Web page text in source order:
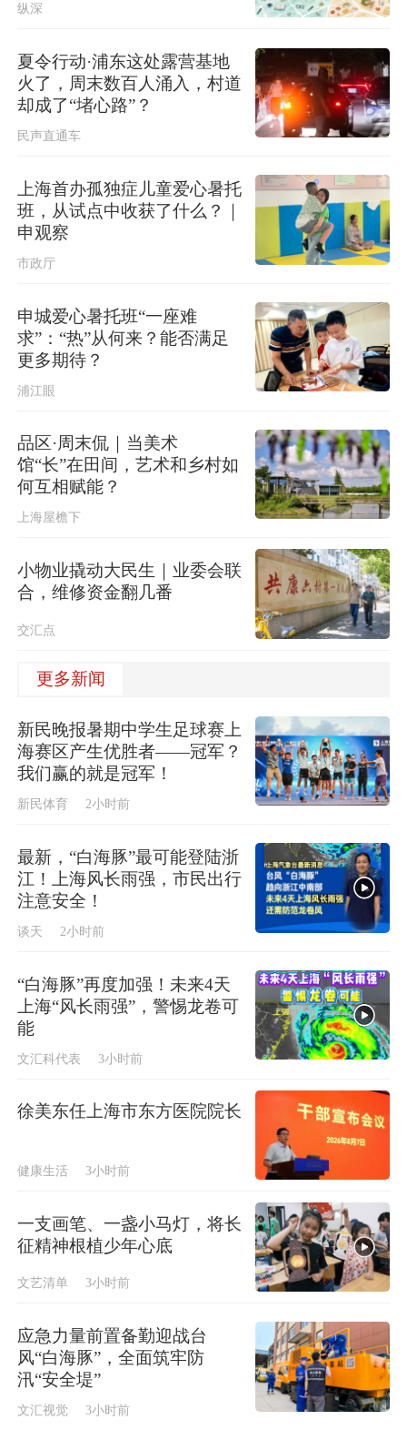
纵深
夏令行动·浦东这处露营基地
火了，周末数百人涌入，村道
却成了“堵心路”？
民声直通车
上海首办孤独症儿童爱心暑托
班，从试点中收获了什么？｜
申观察
市政厅
申城爱心暑托班“一座难
求”：“热”从何来？能否满足
更多期待？
浦江眼
品区·周末侃｜当美术
馆“长”在田间，艺术和乡村如
何互相赋能？
上海屋檐下
小物业撬动大民生｜业委会联
合，维修资金翻几番
交汇点
更多新闻
新民晚报暑期中学生足球赛上
海赛区产生优胜者——冠军？
我们赢的就是冠军！
新民体育 2小时前
最新，“白海豚”最可能登陆浙
江！上海风长雨强，市民出行
注意安全！
谈天 2小时前
“白海豚”再度加强！未来4天
上海“风长雨强”，警惕龙卷可
能
文汇科代表 3小时前
徐美东任上海市东方医院院长
健康生活 3小时前
一支画笔、一盏小马灯，将长
征精神根植少年心底
文艺清单 3小时前
应急力量前置备勤迎战台
风“白海豚”，全面筑牢防
汛“安全堤”
文汇视觉 3小时前